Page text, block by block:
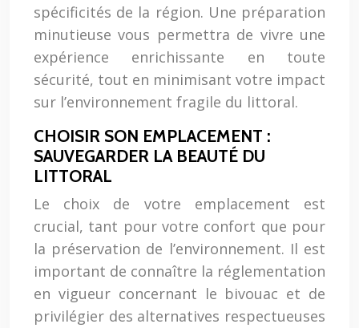
spécificités de la région. Une préparation
minutieuse vous permettra de vivre une
expérience enrichissante en toute
sécurité, tout en minimisant votre impact
sur l’environnement fragile du littoral.
CHOISIR SON EMPLACEMENT :
SAUVEGARDER LA BEAUTÉ DU
LITTORAL
Le choix de votre emplacement est
crucial, tant pour votre confort que pour
la préservation de l’environnement. Il est
important de connaître la réglementation
en vigueur concernant le bivouac et de
privilégier des alternatives respectueuses